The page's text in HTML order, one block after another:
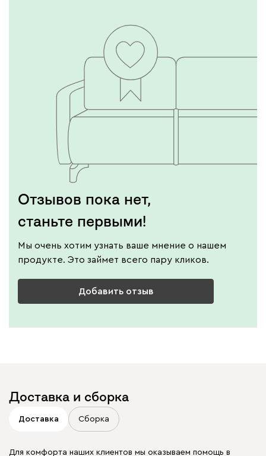
Отзывов пока нет,
станьте первыми!
Мы очень хотим узнать ваше мнение о нашем
продукте. Это займет всего пару кликов.
Добавить отзыв
Доставка и сборка
Доставка Сборка
Для комфорта наших клиентов мы оказываем помощь в